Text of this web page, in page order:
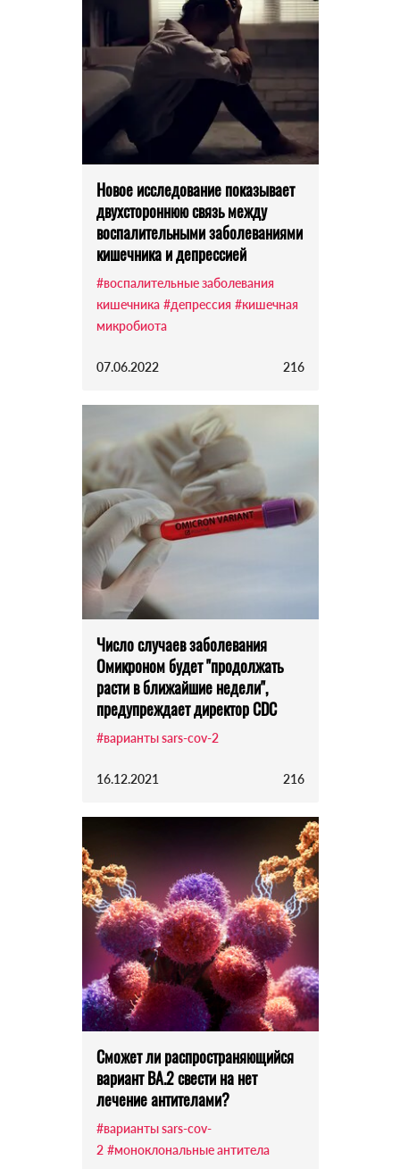
Новое исследование показывает
двухстороннюю связь между
воспалительными заболеваниями
кишечника и депрессией
#воспалительные заболевания
кишечника #депрессия #кишечная
микробиота
07.06.2022 216
Число случаев заболевания
Омикроном будет "продолжать
расти в ближайшие недели",
предупреждает директор CDC
#варианты sars-cov-2
16.12.2021 216
Сможет ли распространяющийся
вариант BA.2 свести на нет
лечение антителами?
#варианты sars-cov-
2 #моноклональные антитела